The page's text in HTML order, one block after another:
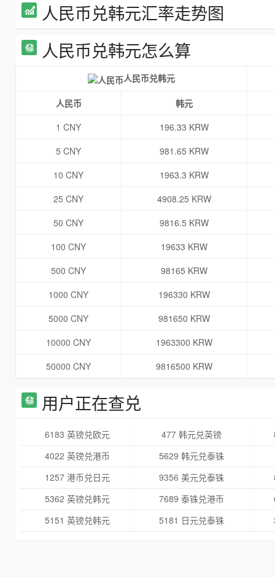
人民币兑韩元汇率走势图
人民币兑韩元怎么算
人民币兑韩元
人民币
韩元
1 CNY
196.33 KRW
5 CNY
981.65 KRW
10 CNY
1963.3 KRW
25 CNY
4908.25 KRW
50 CNY
9816.5 KRW
100 CNY
19633 KRW
500 CNY
98165 KRW
1000 CNY
196330 KRW
5000 CNY
981650 KRW
10000 CNY
1963300 KRW
50000 CNY
9816500 KRW
用户正在查兑
6183 英镑兑欧元 477 韩元兑英镑
4022 英镑兑港币
5629 韩元兑泰铢
1257 港币兑日元
9356 美元兑泰铢
5362 英镑兑韩元
7689 泰铢兑港币
5151 英镑兑韩元
5181 日元兑泰铢